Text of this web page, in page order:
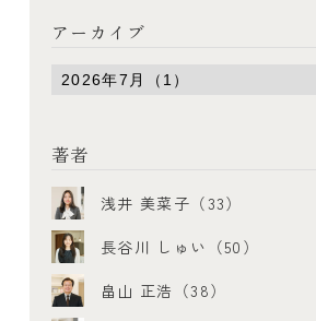
アーカイブ
著者
浅井 美菜子（33）
長谷川 しゅい（50）
畠山 正浩（38）